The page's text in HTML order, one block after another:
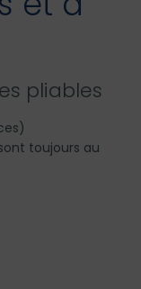
pliables
toujours au